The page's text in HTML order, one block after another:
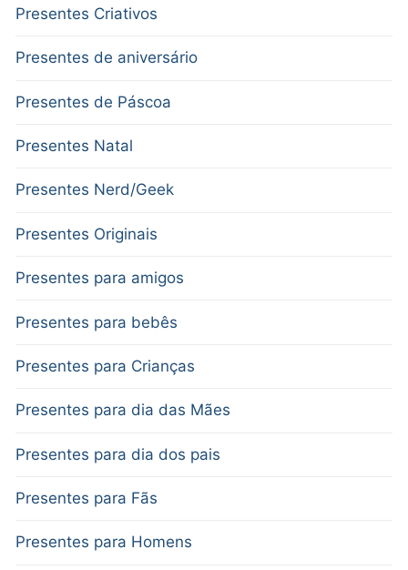
Presentes Criativos
Presentes de aniversário
Presentes de Páscoa
Presentes Natal
Presentes Nerd/Geek
Presentes Originais
Presentes para amigos
Presentes para bebês
Presentes para Crianças
Presentes para dia das Mães
Presentes para dia dos pais
Presentes para Fãs
Presentes para Homens